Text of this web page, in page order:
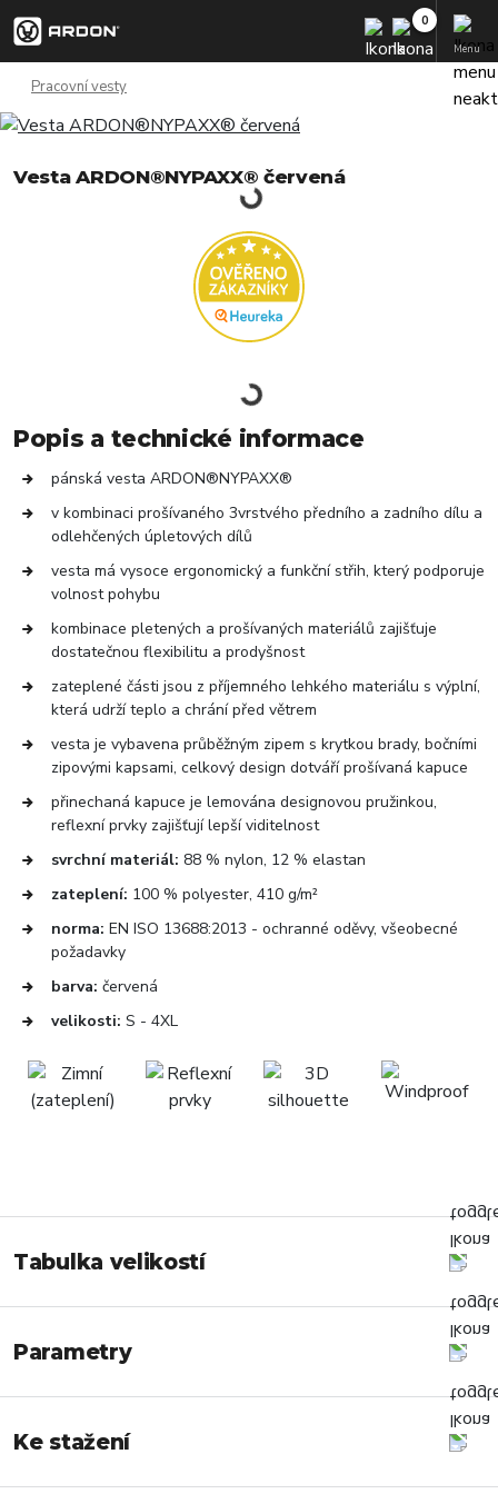
Menu
Pracovní vesty
Vesta ARDON®NYPAXX® červená
Popis a technické informace
pánská vesta ARDON®NYPAXX®
v kombinaci prošívaného 3vrstvého předního a zadního dílu a
odlehčených úpletových dílů
vesta má vysoce ergonomický a funkční střih, který podporuje
volnost pohybu
kombinace pletených a prošívaných materiálů zajišťuje
dostatečnou flexibilitu a prodyšnost
zateplené části jsou z příjemného lehkého materiálu s výplní,
která udrží teplo a chrání před větrem
vesta je vybavena průběžným zipem s krytkou brady, bočními
zipovými kapsami, celkový design dotváří prošívaná kapuce
přinechaná kapuce je lemována designovou pružinkou,
reflexní prvky zajišťují lepší viditelnost
svrchní materiál: 88 % nylon, 12 % elastan
zateplení: 100 % polyester, 410 g/m²
norma: EN ISO 13688:2013 - ochranné oděvy, všeobecné
požadavky
barva: červená
velikosti: S - 4XL
Tabulka velikostí
Parametry
Ke stažení